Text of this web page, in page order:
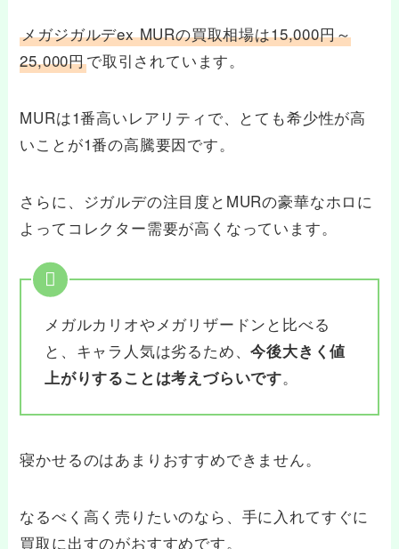
メガジガルデex MURの買取相場は15,000円～
25,000円で取引されています。
MURは1番高いレアリティで、とても希少性が高
いことが1番の高騰要因です。
さらに、ジガルデの注目度とMURの豪華なホロに
よってコレクター需要が高くなっています。
メガルカリオやメガリザードンと比べる
と、キャラ人気は劣るため、今後大きく値
上がりすることは考えづらいです。
寝かせるのはあまりおすすめできません。
なるべく高く売りたいのなら、手に入れてすぐに
買取に出すのがおすすめです。